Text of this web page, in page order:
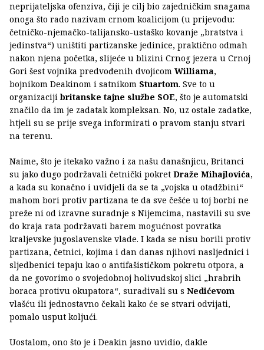
neprijateljska ofenziva, čiji je cilj bio zajedničkim snagama
onoga što rado nazivam crnom koalicijom (u prijevodu:
četničko-njemačko-talijansko-ustaško kovanje „bratstva i
jedinstva“) uništiti partizanske jedinice, praktično odmah
nakon njena početka, slijeće u blizini Crnog jezera u Crnoj
Gori šest vojnika predvođenih dvojicom Williama,
bojnikom Deakinom i satnikom Stuartom. Sve to u
organizacijibritanske tajne službe SOE, što je automatski
značilo da im je zadatak kompleksan. No, uz ostale zadatke,
htjeli su se prije svega informirati o pravom stanju stvari
na terenu.
Naime, što je itekako važno i za našu današnjicu, Britanci
su jako dugo podržavali četnički pokret Draže Mihajlovića,
a kada su konačno i uvidjeli da se ta „vojska u otadžbini“
mahom bori protiv partizana te da sve češće u toj borbi ne
preže ni od izravne suradnje s Nijemcima, nastavili su sve
do kraja rata podržavati barem mogućnost povratka
kraljevske jugoslavenske vlade. I kada se nisu borili protiv
partizana, četnici, kojima i dan danas njihovi nasljednici i
sljedbenici tepaju kao o antifašističkom pokretu otpora, a
da ne govorimo o svojedobnoj holivudskoj slici „hrabrih
boraca protivu okupatora“, surađivali su s Nedićevom
vlašću ili jednostavno čekali kako će se stvari odvijati,
pomalo usput koljući.
Uostalom, ono što je i Deakin jasno uvidio, dakle